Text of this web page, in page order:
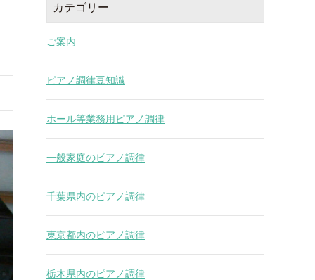
カテゴリー
ご案内
ピアノ調律豆知識
ホール等業務用ピアノ調律
一般家庭のピアノ調律
千葉県内のピアノ調律
東京都内のピアノ調律
栃木県内のピアノ調律